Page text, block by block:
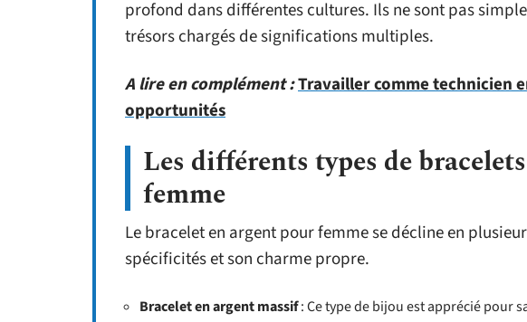
profond dans différentes cultures. Ils ne sont pas
trésors chargés de significations multiples.
A lire en complément :Travailler comme technicien
opportunités
Les différents types de
femme
Le bracelet en argent pour femme se décline en
spécificités et son charme propre.
Bracelet en argent massif: Ce type de bijou est apprécié pour